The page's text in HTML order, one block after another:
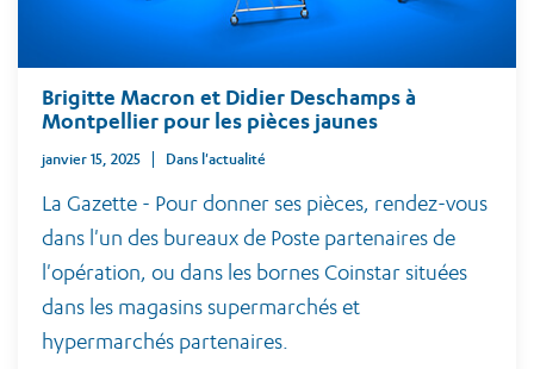
Brigitte Macron et Didier Deschamps à
Montpellier pour les pièces jaunes
janvier 15, 2025 Dans l'actualité
La Gazette - Pour donner ses pièces, rendez-vous
dans l'un des bureaux de Poste partenaires de
l'opération, ou dans les bornes Coinstar situées
dans les magasins supermarchés et
hypermarchés partenaires.